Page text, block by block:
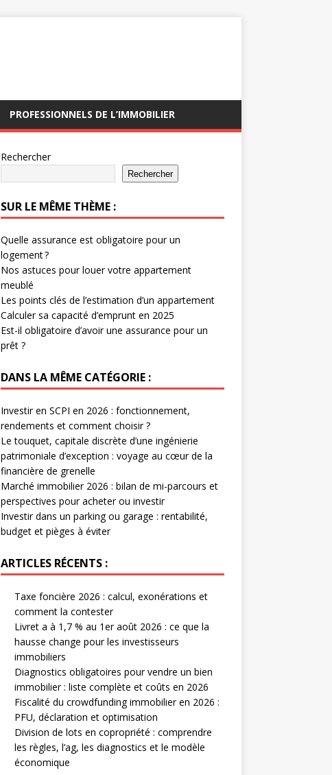
PROFESSIONNELS DE L’IMMOBILIER
Rechercher
Rechercher
SUR LE MÊME THÈME :
Quelle assurance est obligatoire pour un
logement ?
Nos astuces pour louer votre appartement
meublé
Les points clés de l’estimation d’un appartement
Calculer sa capacité d’emprunt en 2025
Est-il obligatoire d’avoir une assurance pour un
prêt ?
DANS LA MÊME CATÉGORIE :
Investir en SCPI en 2026 : fonctionnement,
rendements et comment choisir ?
Le touquet, capitale discrète d’une ingénierie
patrimoniale d’exception : voyage au cœur de la
financière de grenelle
Marché immobilier 2026 : bilan de mi-parcours et
perspectives pour acheter ou investir
Investir dans un parking ou garage : rentabilité,
budget et pièges à éviter
ARTICLES RÉCENTS :
Taxe foncière 2026 : calcul, exonérations et
comment la contester
Livret a à 1,7 % au 1er août 2026 : ce que la
hausse change pour les investisseurs
immobiliers
Diagnostics obligatoires pour vendre un bien
immobilier : liste complète et coûts en 2026
Fiscalité du crowdfunding immobilier en 2026 :
PFU, déclaration et optimisation
Division de lots en copropriété : comprendre
les règles, l’ag, les diagnostics et le modèle
économique